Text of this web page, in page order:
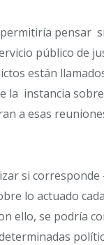
pensar
público de
están
la instancia
a esas
si
lo actuado
ello, se podría